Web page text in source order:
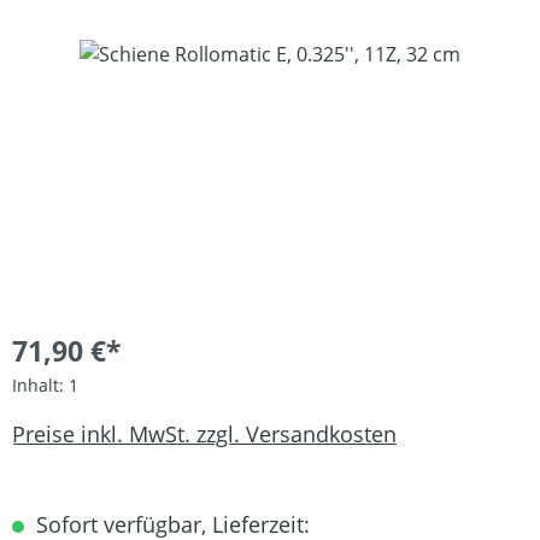
Bildergalerie überspringen
71,90 €*
Inhalt: 1
Preise inkl. MwSt. zzgl. Versandkosten
Sofort verfügbar, Lieferzeit: